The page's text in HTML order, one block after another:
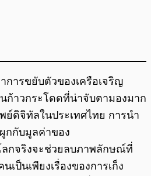
การขยับตัวของเครือเจริญ
าวกระโดดที่น่าจับตามองมาก
ย์ดิจิทัลในประเทศไทย การนำ
กกับมูลค่าของ
กจริงจะช่วยลบภาพลักษณ์ที่
เป็นเพียงเรื่องของการเก็ง